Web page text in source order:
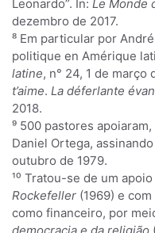
Leonardo”. In: Le Monde
dezembro de 2017.
⁸ Em particular por
politique en Amérique
latine, n° 24, 1 de março
t’aime. La déferlante
2018.
⁹ 500 pastores
Daniel Ortega,
outubro de 1979.
¹⁰ Tratou-se de um
Rockefeller (1969) e com
como financeiro, por